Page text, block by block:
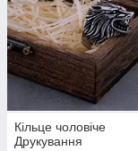
Кільце чоловіче
Друкування